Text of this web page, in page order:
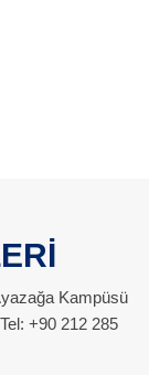
Kampüsü
+90 212 285